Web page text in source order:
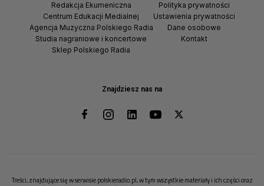
Znajdziesz nas na
Redakcja Ekumeniczna
Centrum Edukacji Medialnej
Agencja Muzyczna Polskiego Radia
Studia nagraniowe i koncertowe
Sklep Polskiego Radia
Polityka prywatności
Ustawienia prywatności
Dane osobowe
Kontakt
Treści, znajdujące się w serwisie polskieradio.pl, w tym wszystkie materiały i ich części oraz